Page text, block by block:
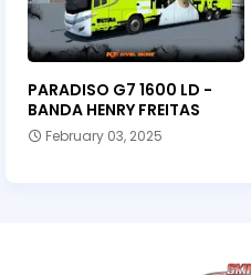
PARADISO G7 1600 LD -
BANDA HENRY FREITAS
February 03, 2025